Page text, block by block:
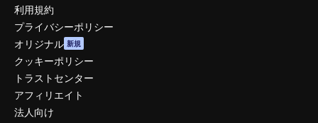
利用規約
プライバシーポリシー
オリジナル 新規
クッキーポリシー
トラストセンター
アフィリエイト
法人向け